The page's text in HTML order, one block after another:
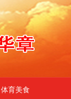
体育美食